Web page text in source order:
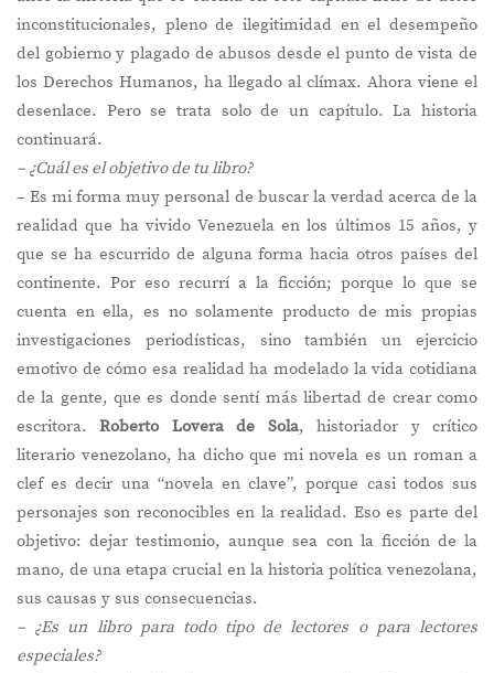
inconstitucionales, pleno de ilegitimidad en el desempeño
del gobierno y plagado de abusos desde el punto de vista de
los Derechos Humanos, ha llegado al clímax. Ahora viene el
desenlace. Pero se trata solo de un capítulo. La historia
continuará.
– ¿Cuál es el objetivo de tu libro?
– Es mi forma muy personal de buscar la verdad acerca de la
realidad que ha vivido Venezuela en los últimos 15 años, y
que se ha escurrido de alguna forma hacia otros países del
continente. Por eso recurrí a la ficción; porque lo que se
cuenta en ella, es no solamente producto de mis propias
investigaciones periodísticas, sino también un ejercicio
emotivo de cómo esa realidad ha modelado la vida cotidiana
de la gente, que es donde sentí más libertad de crear como
escritora.Roberto Lovera de Sola, historiador y crítico
literario venezolano, ha dicho que mi novela es un roman a
clef es decir una “novela en clave”, porque casi todos sus
personajes son reconocibles en la realidad. Eso es parte del
objetivo: dejar testimonio, aunque sea con la ficción de la
mano, de una etapa crucial en la historia política venezolana,
sus causas y sus consecuencias.
– ¿Es un libro para todo tipo de lectores o para lectores
especiales?